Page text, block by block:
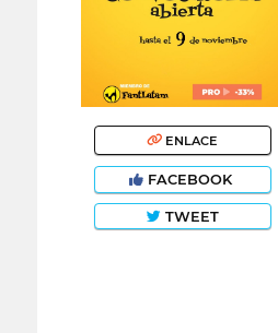
ENLACE
FACEBOOK
TWEET